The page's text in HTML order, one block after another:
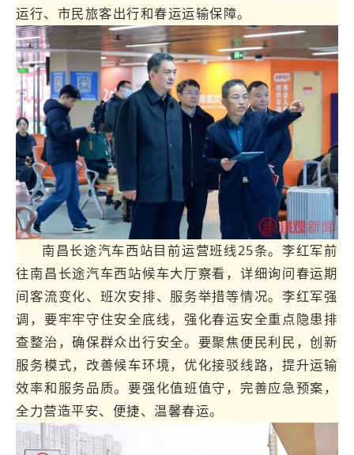
运行、市民旅客出行和春运运输保障。
南昌长途汽车西站目前运营班线25条。李红军前
往南昌长途汽车西站候车大厅察看，详细询问春运期
间客流变化、班次安排、服务举措等情况。李红军强
调，要牢牢守住安全底线，强化春运安全重点隐患排
查整治，确保群众出行安全。要聚焦便民利民，创新
服务模式，改善候车环境，优化接驳线路，提升运输
效率和服务品质。要强化值班值守，完善应急预案，
全力营造平安、便捷、温馨春运。